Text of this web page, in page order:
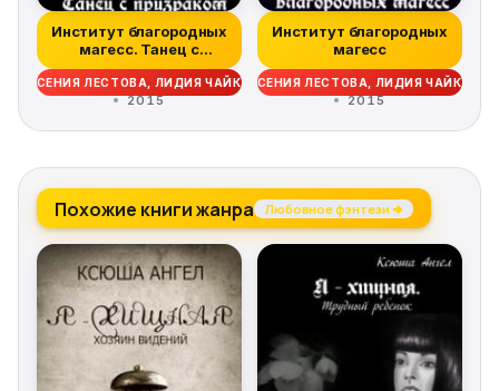
Институт благородных
магесс. Танец с
призраком
КСЕНИЯ ЛЕСТОВА, ЛИДИЯ ЧАЙКА
2015
Институт благородных
магесс
КСЕНИЯ ЛЕСТОВА, ЛИДИЯ ЧАЙКА
2015
Похожие книги жанра Любовное фэнтези →